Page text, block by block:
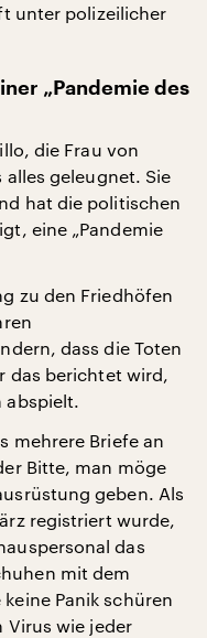
unter polizeilicher
„Pandemie des
die Frau von
alles geleugnet. Sie
hat die politischen
eine „Pandemie
zu den Friedhöfen
dass die Toten
das berichtet wird,
abspielt.
mehrere Briefe an
Bitte, man möge
geben. Als
registriert wurde,
das
mit dem
Panik schüren
Virus wie jeder